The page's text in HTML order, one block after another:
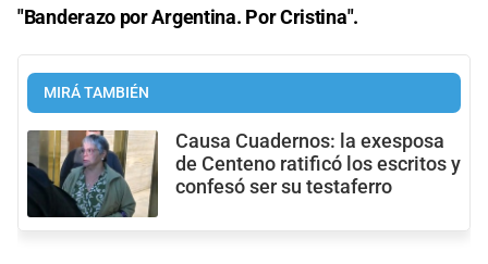
"Banderazo por Argentina. Por Cristina".
MIRÁ TAMBIÉN
Causa Cuadernos: la exesposa
de Centeno ratificó los escritos y
confesó ser su testaferro